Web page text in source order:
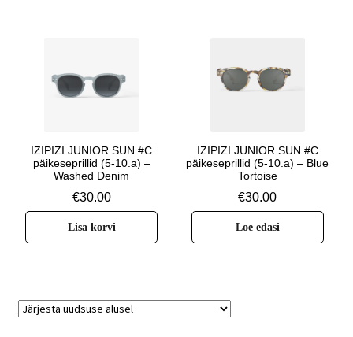
IZIPIZI JUNIOR SUN #C
päikeseprillid (5-10.a) –
Washed Denim
€30.00
Lisa korvi
IZIPIZI JUNIOR SUN #C
päikeseprillid (5-10.a) – Blue
Tortoise
€30.00
Loe edasi